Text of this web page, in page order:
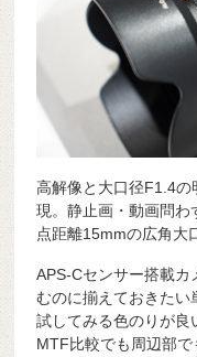
高解像と大口径F1.4
現。静止画・動画問わ
点距離15mmの広角大
APS-Cセンサー搭載カ
むのに揃えておきたい
試してみる色のりが良
MTF比較でも周辺部